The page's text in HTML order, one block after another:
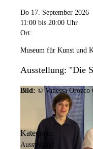
Do 17. September 2026
11:00 bis 20:00 Uhr
Ort:
Museum für Kunst und
Ausstellung: "Die
Bild: © Vanessa Orozco
Kategorie:
Ausstellung